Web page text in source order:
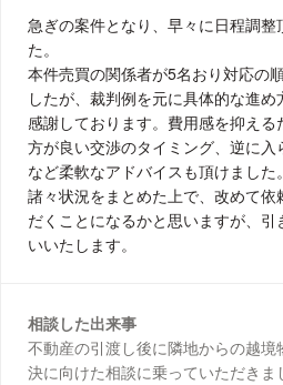
急ぎの案件となり、早々に日程調
た。
本件売買の関係者が5名おり対応の
したが、裁判例を元に具体的な進
感謝しております。費用感を抑え
方が良い交渉のタイミング、逆に
など柔軟なアドバイスも頂けました。
諸々状況をまとめた上で、改めて
だくことになるかと思いますが、
いいたします。
相談した出来事
不動産の引渡し後に隣地からの越
決に向けた相談に乗っていただきま